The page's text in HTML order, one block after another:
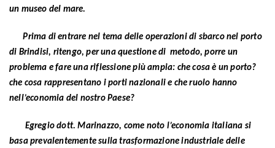
un museo del mare.
Prima di entrare nel tema delle operazioni di sbarco nel porto
di Brindisi, ritengo, per una questione di metodo, porre un
problema e fare una riflessione più ampia: che cosa è un porto?
che cosa rappresentano i porti nazionali e che ruolo hanno
nell’economia del nostro Paese?
Egregio dott. Marinazzo, come noto l’economia italiana si
basa prevalentemente sulla trasformazione industriale delle